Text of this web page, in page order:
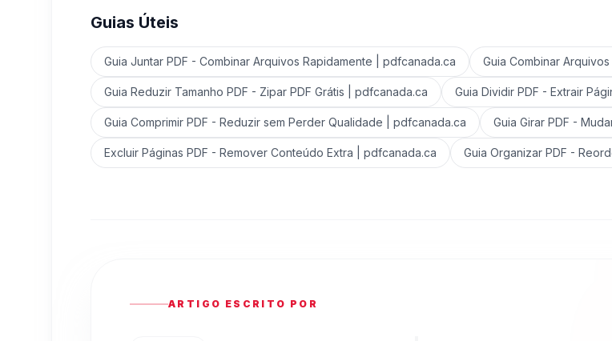
Guias Úteis
Guia Juntar PDF - Combinar Arquivos Rapidamente | pdfcanada.ca Guia Combinar
Guia Reduzir Tamanho PDF - Zipar PDF Grátis | pdfcanada.ca Guia Dividir PDF - Extrair
Guia Comprimir PDF - Reduzir sem Perder Qualidade | pdfcanada.ca Guia Girar PDF -
Excluir Páginas PDF - Remover Conteúdo Extra | pdfcanada.ca Guia Organizar PDF -
ARTIGO ESCRITO POR